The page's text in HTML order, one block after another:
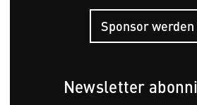
Sponsor werden
Newsletter